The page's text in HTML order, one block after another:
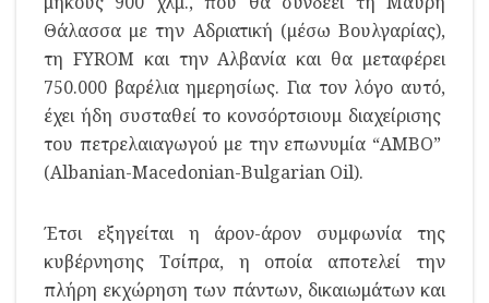
Θάλασσα με την Αδριατική (μέσω Βουλγαρίας),
τη FYROM και την Αλβανία και θα μεταφέρει
750.000 βαρέλια ημερησίως. Για τον λόγο αυτό,
έχει ήδη συσταθεί το κονσόρτσιουμ διαχείρισης
του πετρελαιαγωγού με την επωνυμία “AMBO”
(Albanian-Macedonian-Bulgarian Oil).
Έτσι εξηγείται η άρον-άρον συμφωνία της
κυβέρνησης Τσίπρα, η οποία αποτελεί την
πλήρη εκχώρηση των πάντων, δικαιωμάτων και